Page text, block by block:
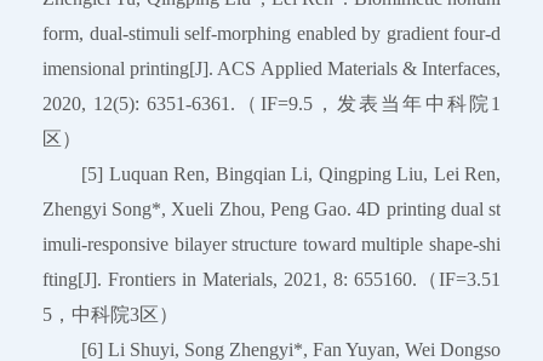
form, dual-stimuli self-morphing enabled by gradient four-d
imensional printing[J]. ACS Applied Materials & Interfaces,
2020, 12(5): 6351-6361.（IF=9.5，发表当年中科院1
区）
[5] Luquan Ren, Bingqian Li, Qingping Liu, Lei Ren,
Zhengyi Song*, Xueli Zhou, Peng Gao. 4D printing dual st
imuli-responsive bilayer structure toward multiple shape-shi
fting[J]. Frontiers in Materials, 2021, 8: 655160.（IF=3.51
5，中科院3区）
[6] Li Shuyi, Song Zhengyi*, Fan Yuyan, Wei Dongso